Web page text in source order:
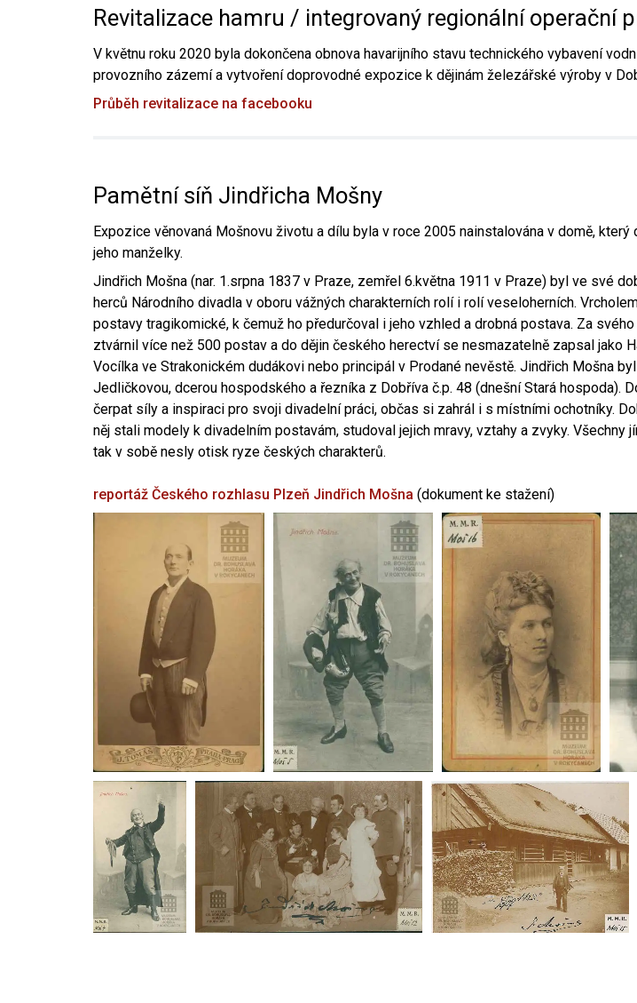
Revitalizace hamru / integrovaný regionální operační
V květnu roku 2020 byla dokončena obnova havarijního stavu technického vybavení
provozního zázemí a vytvoření doprovodné expozice k dějinám železářské výroby v
Průběh revitalizace na facebooku
Pamětní síň Jindřicha Mošny
Expozice věnovaná Mošnovu životu a dílu byla v roce 2005 nainstalována v domě, který
jeho manželky.
Jindřich Mošna (nar. 1.srpna 1837 v Praze, zemřel 6.května 1911 v Praze) byl ve své
herců Národního divadla v oboru vážných charakterních rolí i rolí veseloherních.
postavy tragikomické, k čemuž ho předurčoval i jeho vzhled a drobná postava. Za
ztvárnil více než 500 postav a do dějin českého herectví se nesmazatelně zapsal jako
Vocílka ve Strakonickém dudákovi nebo principál v Prodané nevěstě. Jindřich Mošna
Jedličkovou, dcerou hospodského a řezníka z Dobříva č.p. 48 (dnešní Stará hospoda).
čerpat síly a inspiraci pro svoji divadelní práci, občas si zahrál i s místními ochotníky.
něj stali modely k divadelním postavám, studoval jejich mravy, vztahy a zvyky. Všechny
tak v sobě nesly otisk ryze českých charakterů.
reportáž Českého rozhlasu Plzeň Jindřich Mošna (dokument ke stažení)